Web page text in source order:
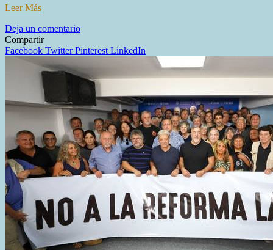
Leer Más
Deja un comentarioen
del
se
paraliza:
conflicto
docente
estalla
y
no
habrá
clases
horas
Compartir
Facebook TwitterPinterest LinkedIn